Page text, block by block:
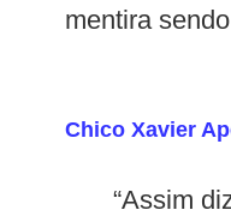
mentira
Chico Xavier
“Assim